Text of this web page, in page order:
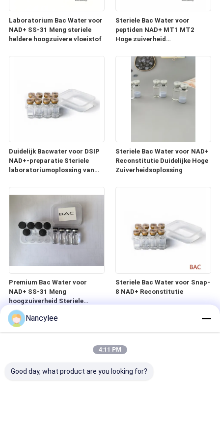
Laboratorium Bac Water voor
NAD+ SS-31 Meng steriele
heldere hoogzuivere vloeistof
Steriele Bac Water voor
peptiden NAD+ MT1 MT2
Hoge zuiverheid
Duidelijk Bacwater voor DSIP
NAD+-preparatie Steriele
laboratoriumoplossing van
Steriele Bac Water voor NAD+
Reconstitutie Duidelijke Hoge
Zuiverheidsoplossing
Premium Bac Water voor
NAD+ SS-31 Meng
hoogzuiverheid Steriele
heldere vloeistof
Steriele Bac Water voor Snap-
8 NAD+ Reconstitutie
Nancylee
4:11 PM
Good day, what product are you looking for?